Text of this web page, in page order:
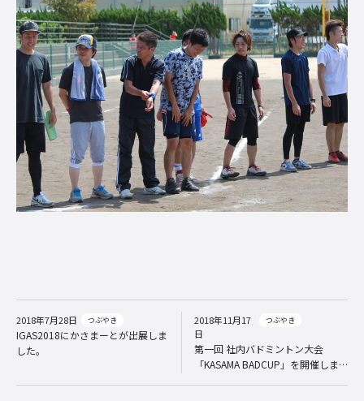
2018年7月28日 つぶやき
IGAS2018にかさまーとが出展しま
した。
2018年11月17
日
つぶやき
第一回 社内バドミントン大会
「KASAMA BADCUP」を開催しま